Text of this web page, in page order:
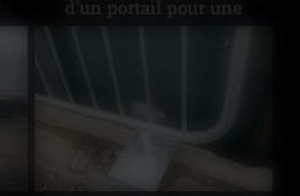
d’un portail pour une
collectivité